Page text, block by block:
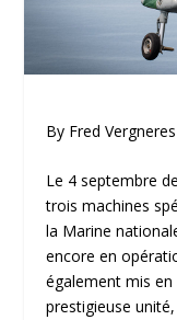
By Fred Vergneres
Le 4 septembre
trois machines
la Marine
encore en
également mis
prestigieuse